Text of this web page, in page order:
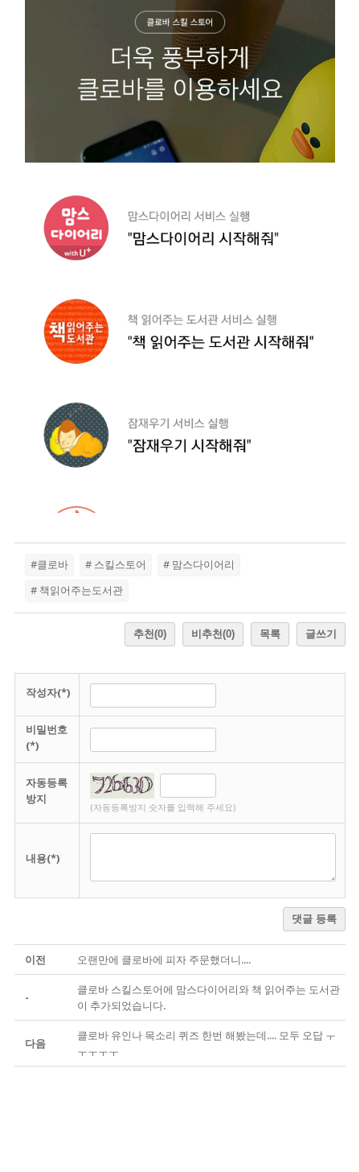
#클로바 # 스킬스토어 # 맘스다이어리
# 책읽어주는도서관
추천(0) 비추천(0) 목록 글쓰기
작성자(*)
비밀번호
(*)
자동등록
방지
(자동등록방지 숫자를 입력해 주세요)
내용(*)
댓글 등록
이전 오랜만에 클로바에 피자 주문했더니....
-
클로바 스킬스토어에 맘스다이어리와 책 읽어주는 도서관
이 추가되었습니다.
다음
클로바 유인나 목소리 퀴즈 한번 해봤는데.... 모두 오답 ㅜ
ㅜㅜㅜㅜ